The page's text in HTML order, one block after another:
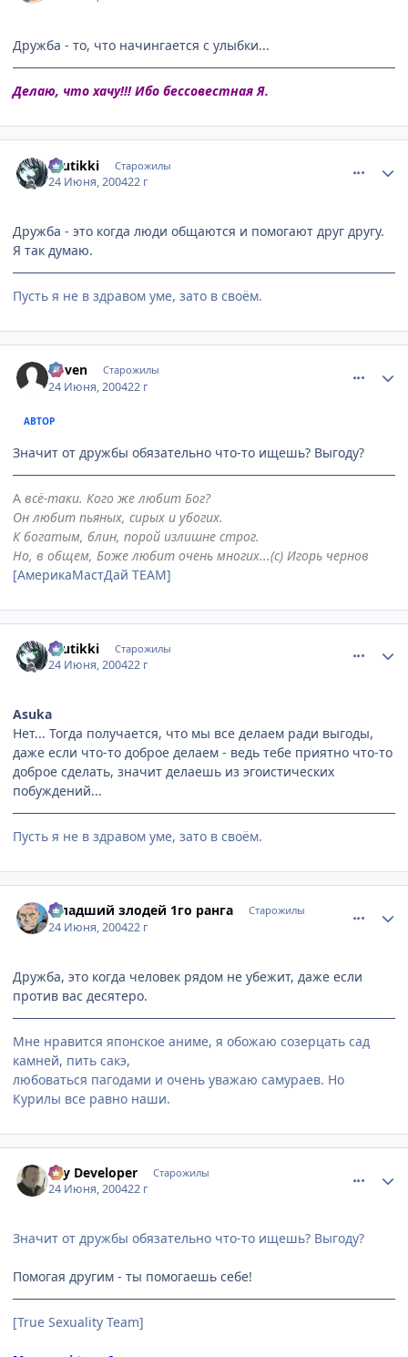
Дружба - то, что начингается с улыбки...
Делаю, что хачу!!! Ибо бессовестная Я.
tuutikki Старожилы
24 Июня, 200422 г
Дружба - это когда люди общаются и помогают друг другу.
Я так думаю.
Пусть я не в здравом уме, зато в своём.
Coven Старожилы
24 Июня, 200422 г
АВТОР
Значит от дружбы обязательно что-то ищешь? Выгоду?
А всё-таки. Кого же любит Бог?
Он любит пьяных, сирых и убогих.
К богатым, блин, порой излишне строг.
Но, в общем, Боже любит очень многих...(с) Игорь чернов
[АмерикаМастДай TEAM]
tuutikki Старожилы
24 Июня, 200422 г
Asuka
Нет... Тогда получается, что мы все делаем ради выгоды,
даже если что-то доброе делаем - ведь тебе приятно что-то
доброе сделать, значит делаешь из эгоистических
побуждений...
Пусть я не в здравом уме, зато в своём.
Младший злодей 1го ранга Старожилы
24 Июня, 200422 г
Дружба, это когда человек рядом не убежит, даже если
против вас десятеро.
Мне нравится японское аниме, я обожаю созерцать сад
камней, пить сакэ,
любоваться пагодами и очень уважаю самураев. Но
Курилы все равно наши.
Psy Developer Старожилы
24 Июня, 200422 г
Значит от дружбы обязательно что-то ищешь? Выгоду?
Помогая другим - ты помогаешь себе!
[True Sexuality Team]